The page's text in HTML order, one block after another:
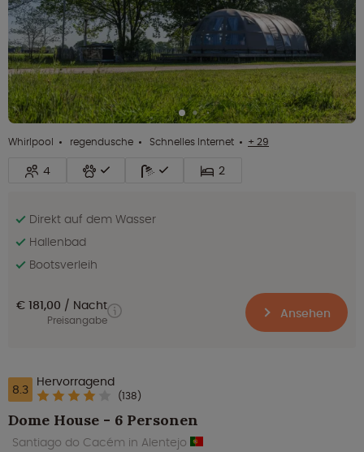
Whirlpool regendusche Schnelles Internet + 29
4 2
Direkt auf dem Wasser
Hallenbad
Bootsverleih
€ 181,00 Nacht
Preisangabe Ansehen
8.3 Hervorragend
(138)
Dome House - 6 Personen
Santiago do Cacém in Alentejo